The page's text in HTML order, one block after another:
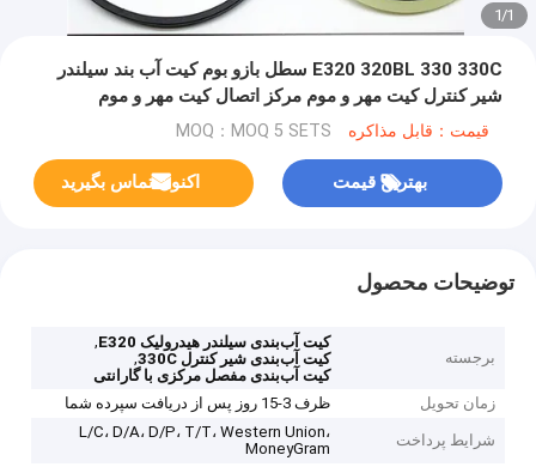
1
/
1
E320 320BL 330 330C سطل بازو بوم کیت آب بند سیلندر
شیر کنترل کیت مهر و موم مرکز اتصال کیت مهر و موم
قیمت：قابل مذاکره MOQ：MOQ 5 SETS
بهترین قیمت اکنون تماس بگیرید
توضیحات محصول
برجسته
کیت آب‌بندی سیلندر هیدرولیک E320
,
کیت آب‌بندی شیر کنترل 330C
,
کیت آب‌بندی مفصل مرکزی با گارانتی
زمان تحویل
ظرف 3-15 روز پس از دریافت سپرده شما
شرایط پرداخت
L/C، D/A، D/P، T/T، Western Union،
MoneyGram